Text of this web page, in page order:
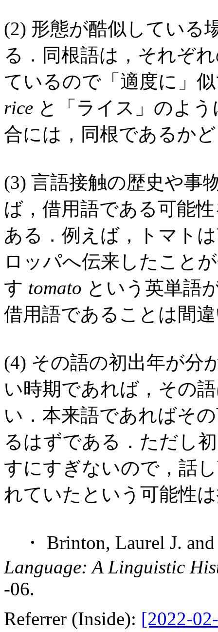
(2) 形態が酷似している
る．同根語は，それぞ
ているので「適度に」
rice と「ライス」のよ
合には，同根であるか
(3) 言語接触の歴史や事
ば，借用語である可能
ある．例えば，トマト
ロッパへ伝来したこと
す tomato という英単語
借用語であることは間
(4) その語の初出年が分
い時期であれば，その
い．本来語であればそ
るはずである．ただし
すにすぎないので，話
れていたという可能性
・ Brinton, Laurel J.
Language: A Linguistic
-06.
Referrer (Inside): [2022-